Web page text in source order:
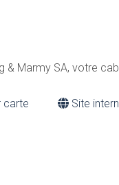
& Marmy SA, votre
carte Site